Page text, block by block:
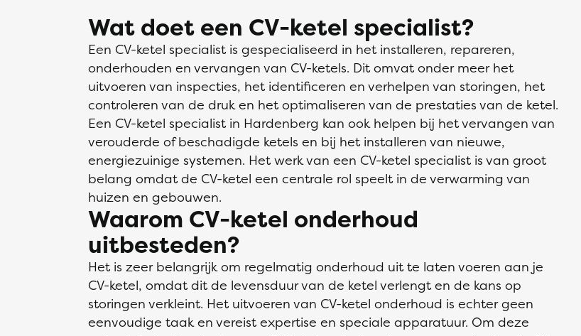
Wat doet een CV-ketel specialist?
Een CV-ketel specialist is gespecialiseerd in het installeren, repareren,
onderhouden en vervangen van CV-ketels. Dit omvat onder meer het
uitvoeren van inspecties, het identificeren en verhelpen van storingen, het
controleren van de druk en het optimaliseren van de prestaties van de ketel.
Een CV-ketel specialist in Hardenberg kan ook helpen bij het vervangen van
verouderde of beschadigde ketels en bij het installeren van nieuwe,
energiezuinige systemen. Het werk van een CV-ketel specialist is van groot
belang omdat de CV-ketel een centrale rol speelt in de verwarming van
huizen en gebouwen.
Waarom CV-ketel onderhoud
uitbesteden?
Het is zeer belangrijk om regelmatig onderhoud uit te laten voeren aan je
CV-ketel, omdat dit de levensduur van de ketel verlengt en de kans op
storingen verkleint. Het uitvoeren van CV-ketel onderhoud is echter geen
eenvoudige taak en vereist expertise en speciale apparatuur. Om deze